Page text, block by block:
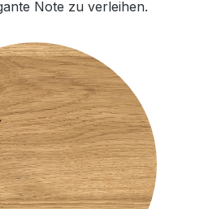
Note zu verleihen.